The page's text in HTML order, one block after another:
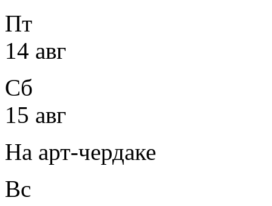
Пт
14 авг
Сб
15 авг
На арт-чердаке
Вс